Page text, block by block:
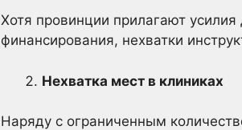
Хотя провинции прилагают
финансирования, нехватки
Нехватка мест в клиниках
Наряду с ограниченным